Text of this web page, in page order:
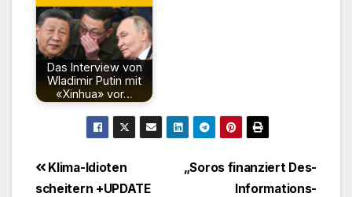
Das Interview von
Wladimir Putin mit
«Xinhua» vor…
Beitragsnavigation
„Soros finanziert Des-
Informations-
Klima-Idioten
scheitern +UPDATE